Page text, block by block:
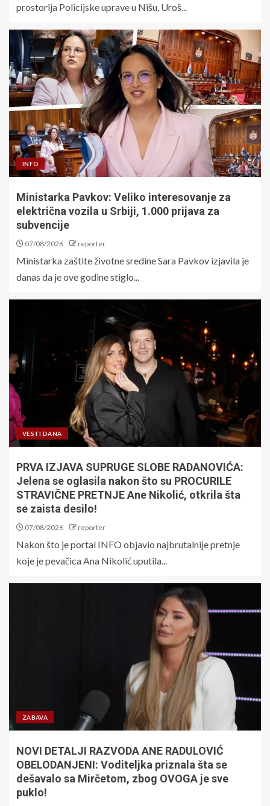
prostorija Policijske uprave u Nišu, Uroš...
INFO
Ministarka Pavkov: Veliko interesovanje za
električna vozila u Srbiji, 1.000 prijava za
subvencije
07/08/2026 reporter
Ministarka zaštite životne sredine Sara Pavkov izjavila je
danas da je ove godine stiglo...
VESTI DANA
PRVA IZJAVA SUPRUGE SLOBE RADANOVIĆA:
Jelena se oglasila nakon što su PROCURILE
STRAVIČNE PRETNJE Ane Nikolić, otkrila šta
se zaista desilo!
07/08/2026 reporter
Nakon što je portal INFO objavio najbrutalnije pretnje
koje je pevačica Ana Nikolić uputila...
ZABAVA
NOVI DETALJI RAZVODA ANE RADULOVIĆ
OBELODANJENI: Voditeljka priznala šta se
dešavalo sa Mirčetom, zbog OVOGA je sve
puklo!